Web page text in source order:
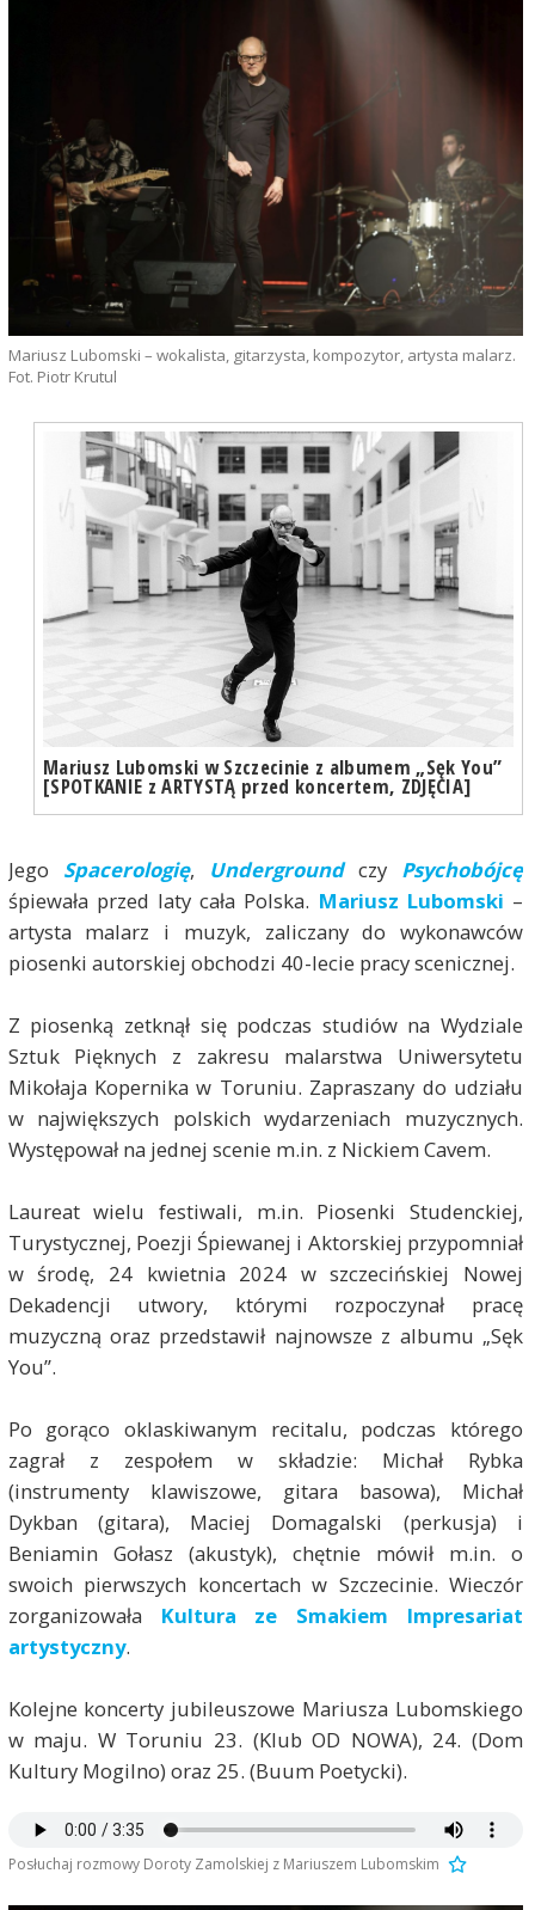
Mariusz Lubomski – wokalista, gitarzysta, kompozytor, artysta malarz.
Fot. Piotr Krutul
Mariusz Lubomski w Szczecinie z albumem „Sęk You”
[SPOTKANIE z ARTYSTĄ przed koncertem, ZDJĘCIA]
Jego Spacerologię, Undergroundczy Psychobójcę
śpiewała przed laty cała Polska. Mariusz Lubomski –
artysta malarz i muzyk, zaliczany do wykonawców
piosenki autorskiej obchodzi 40-lecie pracy scenicznej.
Z piosenką zetknął się podczas studiów na Wydziale
Sztuk Pięknych z zakresu malarstwa Uniwersytetu
Mikołaja Kopernika w Toruniu. Zapraszany do udziału
w największych polskich wydarzeniach muzycznych.
Występował na jednej scenie m.in. z Nickiem Cavem.
Laureat wielu festiwali, m.in. Piosenki Studenckiej,
Turystycznej, Poezji Śpiewanej i Aktorskiej przypomniał
w środę, 24 kwietnia 2024 w szczecińskiej Nowej
Dekadencji utwory, którymi rozpoczynał pracę
muzyczną oraz przedstawił najnowsze z albumu „Sęk
You”.
Po gorąco oklaskiwanym recitalu, podczas którego
zagrał z zespołem w składzie: Michał Rybka
(instrumenty klawiszowe, gitara basowa), Michał
Dykban (gitara), Maciej Domagalski (perkusja) i
Beniamin Gołasz (akustyk), chętnie mówił m.in. o
swoich pierwszych koncertach w Szczecinie. Wieczór
zorganizowała Kultura ze Smakiem Impresariat
artystyczny.
Kolejne koncerty jubileuszowe Mariusza Lubomskiego
w maju. W Toruniu 23. (Klub OD NOWA), 24. (Dom
Kultury Mogilno) oraz 25. (Buum Poetycki).
Posłuchaj rozmowy Doroty Zamolskiej z Mariuszem Lubomskim